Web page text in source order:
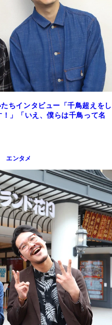
ちインタビュー「千鳥超えをし
」「いえ、僕らは千鳥って名
エンタメ